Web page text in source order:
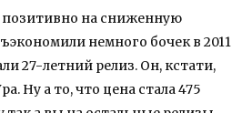
позитивно на сниженную
немного бочек в 2011
27-летний релиз. Он, кстати,
Ну а то, что цена стала 475